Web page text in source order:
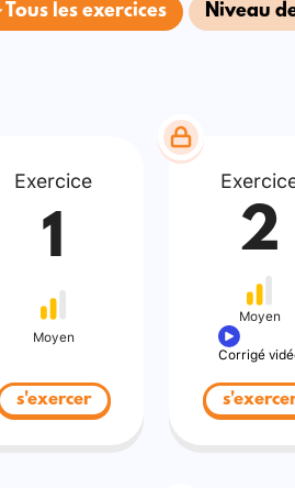
Tous les exercices Niveau
Exercice
1
Moyen
s'exercer
2
Moyen
Corrigé